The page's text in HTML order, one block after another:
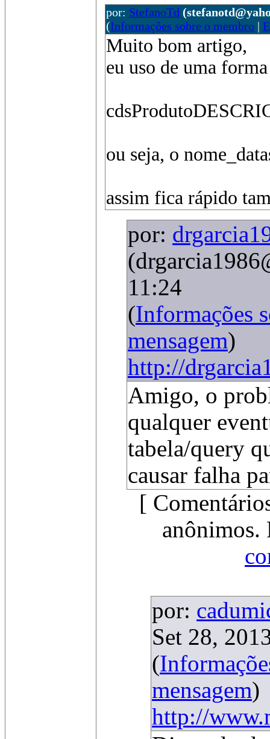
por: StefanoTd
(Informações sobre o membro |
Muito bom artigo,
eu uso de uma
ou seja, o
assim fica rápido
por:
11:24
(Informações
mensagem)
http://
Amigo, o
qualquer
tabela/query
causar falha
[
por:
Set 28,
(
mensagem)
http://